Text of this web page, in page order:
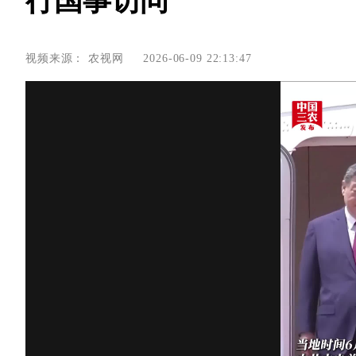
视频来源：农视网 2026-06-09 22:13:47